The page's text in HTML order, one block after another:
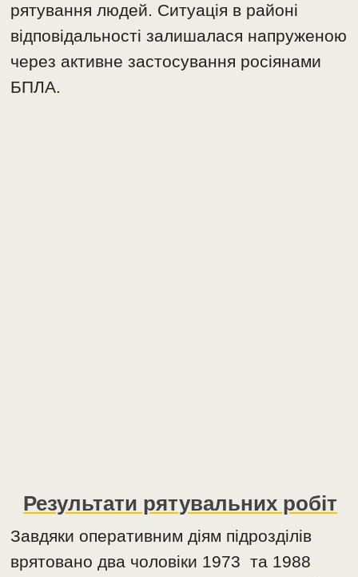
рятування людей. Ситуація в районі
відповідальності залишалася напруженою
через активне застосування росіянами
БПЛА.
Результати рятувальних робіт
Завдяки оперативним діям підрозділів
врятовано два чоловіки 1973 та 1988